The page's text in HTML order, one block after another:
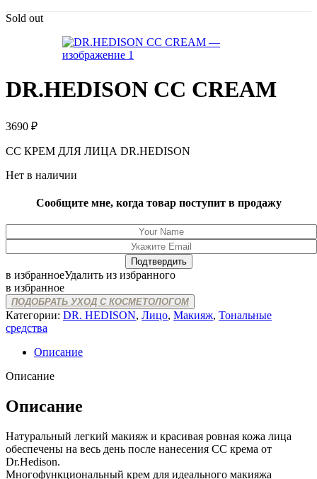
Sold out
DR.HEDISON CC CREAM
3690 ₽
СС КРЕМ ДЛЯ ЛИЦА DR.HEDISON
Нет в наличии
Сообщите мне, когда товар поступит в продажу
в избранноеУдалить из избранного
в избранное
ПОДОБРАТЬ УХОД С КОСМЕТОЛОГОМ
Категории: DR. HEDISON, Лицо, Макияж, Тональные
средства
Описание
Описание
Описание
Натуральный легкий макияж и красивая ровная кожа лица
обеспечены на весь день после нанесения СС крема от
Dr.Hedison.
Многофункциональный крем для идеального макияжа